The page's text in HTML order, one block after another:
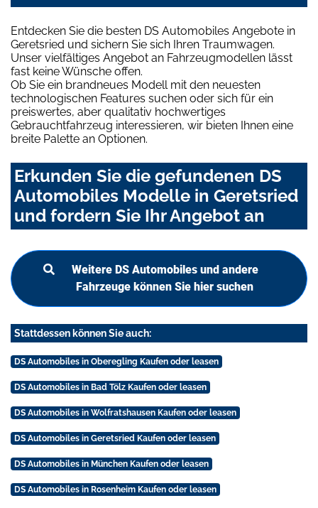
Entdecken Sie die besten DS Automobiles Angebote in
Geretsried und sichern Sie sich Ihren Traumwagen.
Unser vielfältiges Angebot an Fahrzeugmodellen lässt
fast keine Wünsche offen.
Ob Sie ein brandneues Modell mit den neuesten
technologischen Features suchen oder sich für ein
preiswertes, aber qualitativ hochwertiges
Gebrauchtfahrzeug interessieren, wir bieten Ihnen eine
breite Palette an Optionen.
Erkunden Sie die gefundenen DS
Automobiles Modelle in Geretsried
und fordern Sie Ihr Angebot an
Weitere DS Automobiles und andere
Fahrzeuge können Sie hier suchen
Stattdessen können Sie auch:
DS Automobiles in Oberegling Kaufen oder leasen
DS Automobiles in Bad Tölz Kaufen oder leasen
DS Automobiles in Wolfratshausen Kaufen oder leasen
DS Automobiles in Geretsried Kaufen oder leasen
DS Automobiles in München Kaufen oder leasen
DS Automobiles in Rosenheim Kaufen oder leasen